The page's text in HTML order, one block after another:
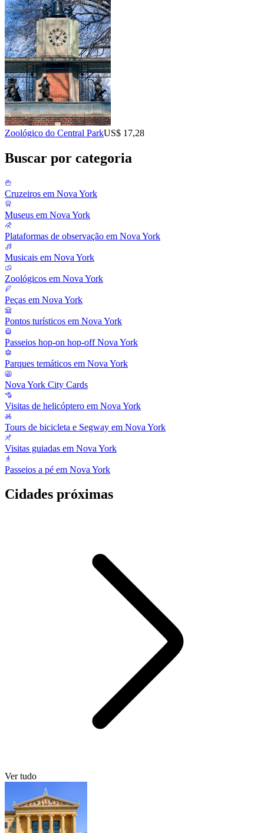
Zoológico do Central ParkUS$ 17,28
Buscar por categoria
Cruzeiros em Nova York
Museus em Nova York
Plataformas de observação em Nova York
Musicais em Nova York
Zoológicos em Nova York
Peças em Nova York
Pontos turísticos em Nova York
Passeios hop-on hop-off Nova York
Parques temáticos em Nova York
Nova York City Cards
Visitas de helicóptero em Nova York
Tours de bicicleta e Segway em Nova York
Visitas guiadas em Nova York
Passeios a pé em Nova York
Cidades próximas
Ver tudo